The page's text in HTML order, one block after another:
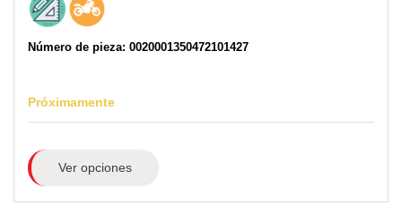
Número de pieza: 0020001350472101427
Próximamente
Ver opciones